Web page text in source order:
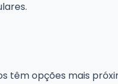
têm opções mais